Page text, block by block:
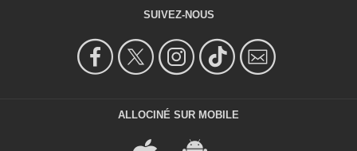
SUIVEZ-NOUS
ALLOCINÉ SUR MOBILE